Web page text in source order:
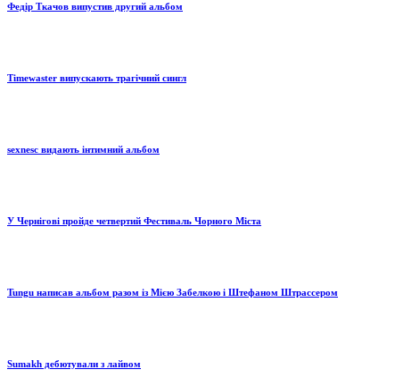
Федір Ткачов випустив другий альбом
Timewaster випускають трагічний сингл
sexnesc видають інтимний альбом
У Чернігові пройде четвертий Фестиваль Чорного Міста
Tungu написав альбом разом із Мією Забелкою і Штефаном Штрассером
Sumakh дебютували з лайвом